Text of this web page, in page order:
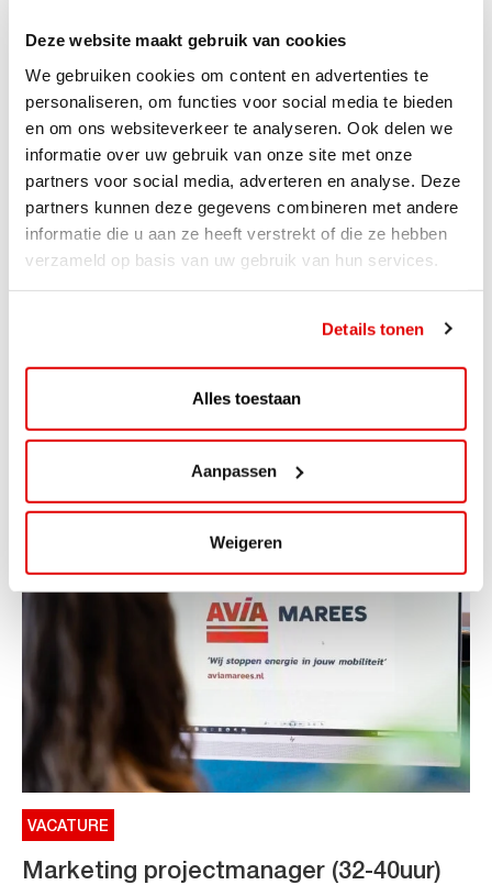
Deze website maakt gebruik van cookies
We gebruiken cookies om content en advertenties te
personaliseren, om functies voor social media te bieden
en om ons websiteverkeer te analyseren. Ook delen we
informatie over uw gebruik van onze site met onze
partners voor social media, adverteren en analyse. Deze
partners kunnen deze gegevens combineren met andere
informatie die u aan ze heeft verstrekt of die ze hebben
verzameld op basis van uw gebruik van hun services.
Details tonen
Alles toestaan
Aanpassen
Weigeren
ViaLuxury Hotels
Toe aan een ontspannen nachtje...
VACATURE
Marketing projectmanager (32-40uur)